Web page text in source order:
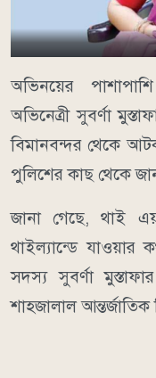
অভিনয়ের
অভিনেত্রী সুবর্ণা
বিমানবন্দর থেকে
পুলিশের কাছ থেকে
জানা গেছে, থাই
থাইল্যান্ডে যাওয়ার
সদস্য সুবর্ণা
শাহজালাল